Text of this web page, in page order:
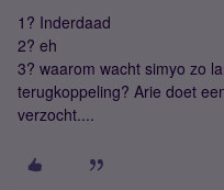
1? Inderdaad
2? eh
3? waarom wacht simyo zo
terugkoppeling? Arie doet
verzocht....